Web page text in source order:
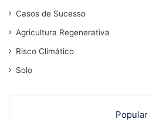
Casos de Sucesso
Agricultura Regenerativa
Risco Climático
Solo
Popular